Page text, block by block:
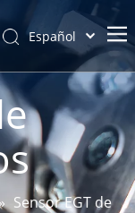
Español
Português
Pусский
Latine
Français
简体中文
English
Sensor EGT de